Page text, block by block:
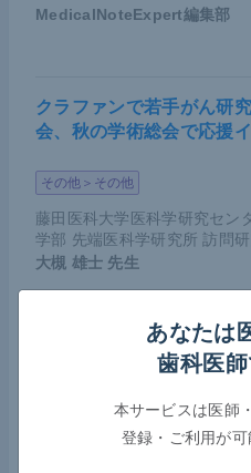
MedicalNoteExpert編集部
クラファンで若手がん研
会、秋の学術総会で応援
その他＞その他
藤田医科大学医科学研究セン
学部 先端医科学研究所 訪問研
大槻 雄士 先生
COVID-19によるがん薬
床腫瘍学会が第7波にお
腫瘍（オンコロジー）＞その他
あなたは
歯科医
本サービスは医師
登録・ご利用が